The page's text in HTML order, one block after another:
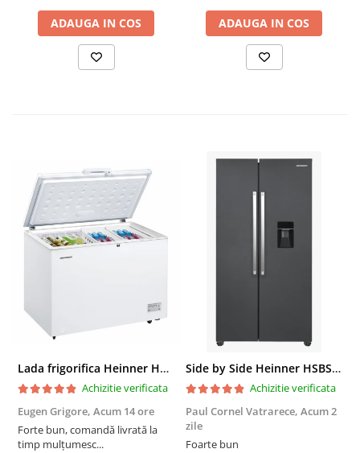
ADAUGA IN COS ADAUGA IN COS
Lada frigorifica Heinner HCF-287CNHE++, 287 l, Clasa E, Compresor inverter, Iluminare LED, Functionalitate frigider, Alb
Achizitie verificata
Eugen Grigore, Acum 14 ore
Forte bun, comandă livrată la
timp mulțumesc...
Side by Side Heinner HSBS-HM439NFINVDGWDE++, Total No Frost, Compresor Inverter, Dozator Apa, Display Touch LED, 439 L, Clasa E, Gri Antracit Texturat
Achizitie verificata
Paul Cornel Vatrarece, Acum 2
zile
Foarte bun